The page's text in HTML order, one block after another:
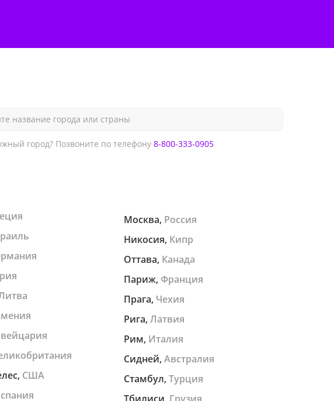
название города или страны
США
Москва, Россия
Никосия, Кипр
Оттава, Канада
Париж, Франция
Прага, Чехия
Рига, Латвия
Рим, Италия
Сидней, Австралия
Стамбул, Турция
город? Позвоните по телефону 8-800-333-0905